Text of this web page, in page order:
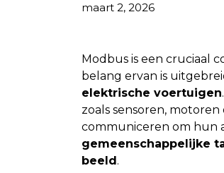
maart 2, 2026
Modbus is een cruciaal
belang ervan is
elektrische voertuigen
zoals sensoren,
communiceren om hun
gemeenschappelijke
beeld .